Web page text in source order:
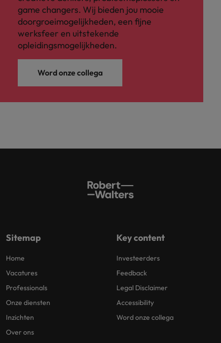
game changers. Wij bieden jou mooie
doorgroeimogelijkheden, een fijne
werksfeer en uitstekende
opleidingsmogelijkheden.
Word onze collega
Sitemap
Home
Vacatures
Professionals
Onze diensten
Inzichten
Over ons
Key content
Investeerders
Feedback
Legal Disclaimer
Accessibility
Word onze collega